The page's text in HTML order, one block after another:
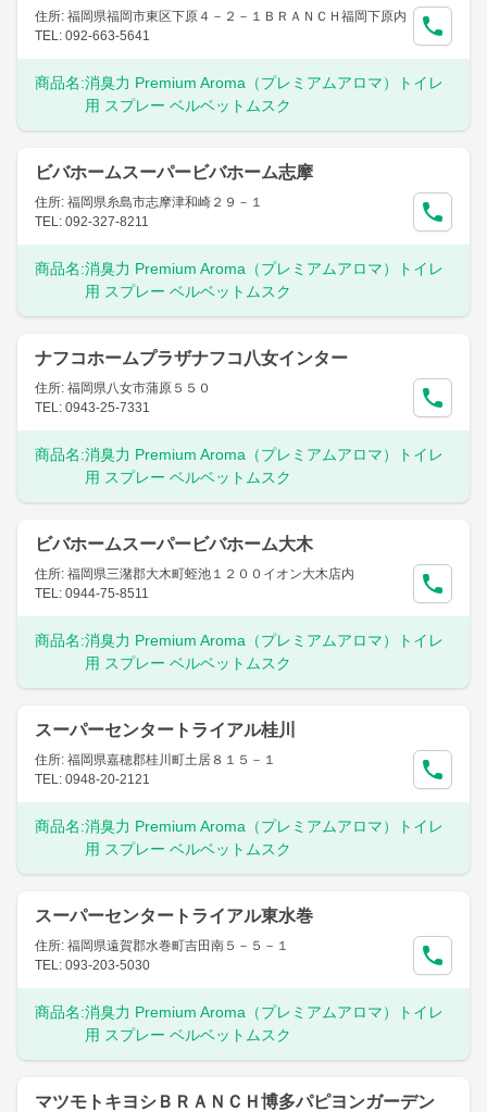
住所: 福岡県福岡市東区下原４－２－１ＢＲＡＮＣＨ福岡下原内
TEL: 092-663-5641
商品名:消臭力 Premium Aroma（プレミアムアロマ）トイレ
用 スプレー ベルベットムスク
ビバホームスーパービバホーム志摩
住所: 福岡県糸島市志摩津和崎２９－１
TEL: 092-327-8211
商品名:消臭力 Premium Aroma（プレミアムアロマ）トイレ
用 スプレー ベルベットムスク
ナフコホームプラザナフコ八女インター
住所: 福岡県八女市蒲原５５０
TEL: 0943-25-7331
商品名:消臭力 Premium Aroma（プレミアムアロマ）トイレ
用 スプレー ベルベットムスク
ビバホームスーパービバホーム大木
住所: 福岡県三潴郡大木町蛭池１２００イオン大木店内
TEL: 0944-75-8511
商品名:消臭力 Premium Aroma（プレミアムアロマ）トイレ
用 スプレー ベルベットムスク
スーパーセンタートライアル桂川
住所: 福岡県嘉穂郡桂川町土居８１５－１
TEL: 0948-20-2121
商品名:消臭力 Premium Aroma（プレミアムアロマ）トイレ
用 スプレー ベルベットムスク
スーパーセンタートライアル東水巻
住所: 福岡県遠賀郡水巻町吉田南５－５－１
TEL: 093-203-5030
商品名:消臭力 Premium Aroma（プレミアムアロマ）トイレ
用 スプレー ベルベットムスク
マツモトキヨシＢＲＡＮＣＨ博多パピヨンガーデン